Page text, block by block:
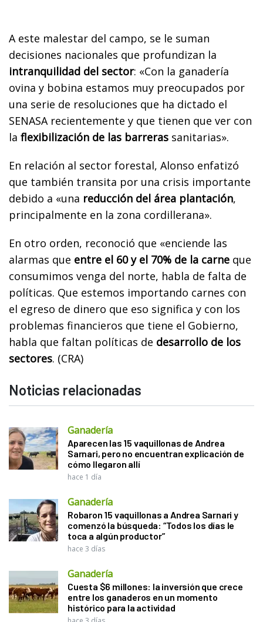
A este malestar del campo, se le suman
decisiones nacionales que profundizan la
intranquilidad del sector: «Con la ganadería
ovina y bobina estamos muy preocupados por
una serie de resoluciones que ha dictado el
SENASA recientemente y que tienen que ver con
la flexibilización de las barreras sanitarias».
En relación al sector forestal, Alonso enfatizó
que también transita por una crisis importante
debido a «una reducción del área plantación,
principalmente en la zona cordillerana».
En otro orden, reconoció que «enciende las
alarmas que entre el 60 y el 70% de la carne que
consumimos venga del norte, habla de falta de
políticas. Que estemos importando carnes con
el egreso de dinero que eso significa y con los
problemas financieros que tiene el Gobierno,
habla que faltan políticas de desarrollo de los
sectores. (CRA)
Noticias relacionadas
Ganadería
Aparecen las 15 vaquillonas de Andrea
Sarnari, pero no encuentran explicación de
cómo llegaron allí
hace 1 día
Ganadería
Robaron 15 vaquillonas a Andrea Sarnari y
comenzó la búsqueda: “Todos los días le
toca a algún productor”
hace 3 días
Ganadería
Cuesta $6 millones: la inversión que crece
entre los ganaderos en un momento
histórico para la actividad